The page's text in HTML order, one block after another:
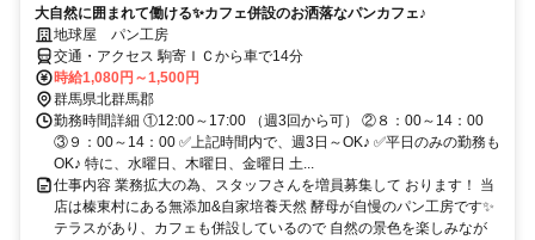
大自然に囲まれて働ける✨カフェ併設のお洒落なパンカフェ♪
地球屋 パン工房
交通・アクセス 駒寄ＩＣから車で14分
時給1,080円～1,500円
群馬県北群馬郡
勤務時間詳細 ①12:00～17:00 （週3回から可） ②８：00～14：00
③９：00～14：00 ✅上記時間内で、週3日～OK♪ ✅平日のみの勤務も
OK♪ 特に、水曜日、木曜日、金曜日 土...
仕事内容 業務拡大の為、スタッフさんを増員募集して おります！ 当
店は榛東村にある無添加&自家培養天然 酵母が自慢のパン工房です✨
テラスがあり、カフェも併設しているので 自然の景色を楽しみなが